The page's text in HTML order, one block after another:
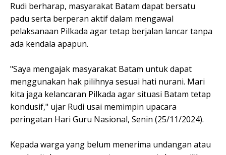
Rudi berharap, masyarakat Batam dapat bersatu
padu serta berperan aktif dalam mengawal
pelaksanaan Pilkada agar tetap berjalan lancar tanpa
ada kendala apapun.
"Saya mengajak masyarakat Batam untuk dapat
menggunakan hak pilihnya sesuai hati nurani. Mari
kita jaga kelancaran Pilkada agar situasi Batam tetap
kondusif," ujar Rudi usai memimpin upacara
peringatan Hari Guru Nasional, Senin (25/11/2024).
Kepada warga yang belum menerima undangan atau